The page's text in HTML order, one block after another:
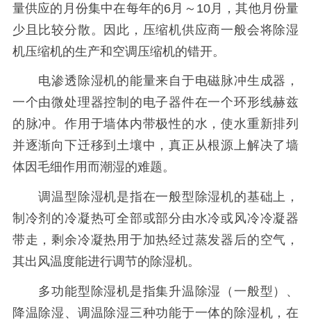
量供应的月份集中在每年的6月～10月，其他月份量
少且比较分散。因此，压缩机供应商一般会将除湿
机压缩机的生产和空调压缩机的错开。
电渗透除湿机的能量来自于电磁脉冲生成器，
一个由微处理器控制的电子器件在一个环形线赫兹
的脉冲。作用于墙体内带极性的水，使水重新排列
并逐渐向下迁移到土壤中，真正从根源上解决了墙
体因毛细作用而潮湿的难题。
调温型除湿机是指在一般型除湿机的基础上，
制冷剂的冷凝热可全部或部分由水冷或风冷冷凝器
带走，剩余冷凝热用于加热经过蒸发器后的空气，
其出风温度能进行调节的除湿机。
多功能型除湿机是指集升温除湿（一般型）、
降温除湿、调温除湿三种功能于一体的除湿机，在